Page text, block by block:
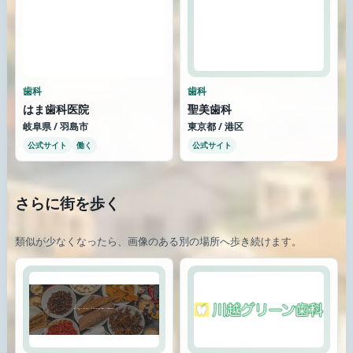
歯科
はま歯科医院
岐阜県 / 羽島市
公式サイト 働く
歯科
聖美歯科
東京都 / 港区
公式サイト
さらに街を歩く
類似が少なくなったら、画像のある別の場所へ歩き続けます。